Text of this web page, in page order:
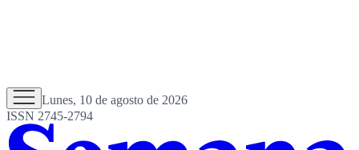
Lunes, 10 de agosto de 2026
ISSN 2745-2794